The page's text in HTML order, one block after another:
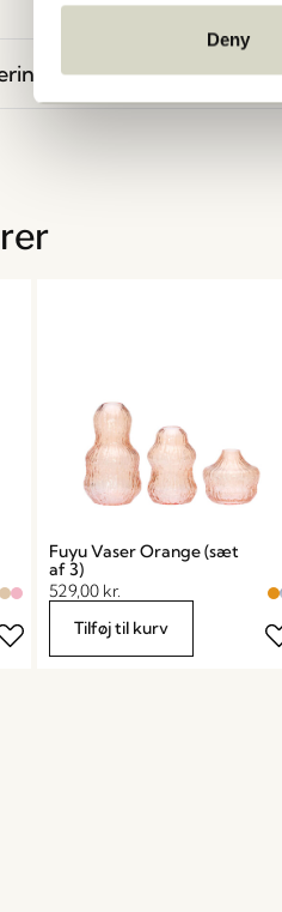
Deny
Fuyu Vaser Orange (sæt
af 3)
529,00 kr.
Tilføj til kurv